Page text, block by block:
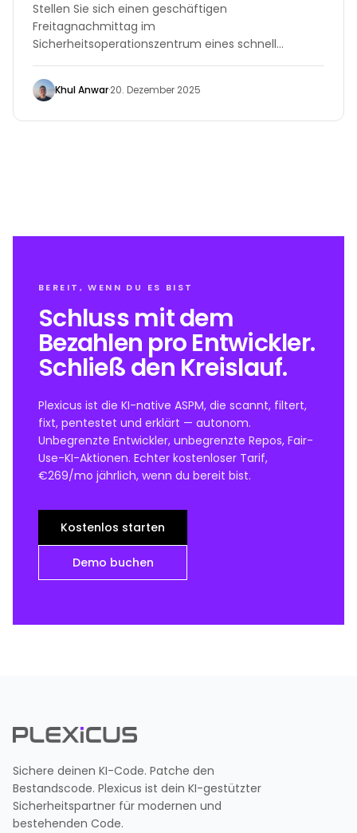
Stellen Sie sich einen geschäftigen
Freitagnachmittag im
Sicherheitsoperationszentrum eines schnell
wachsenden Technologieunternehmens vor. Das
Team, bereits tief in Warnmeldungen vertieft,
erhält Benachrichtigung um Benachrichtigung, ihre
frustriert und überwältigt von der Größe und der
Khul Anwar·20. Dezember 2025
BEREIT, WENN DU ES BIST
Schluss mit dem
Bezahlen pro Entwickler.
Schließ den Kreislauf.
Plexicus ist die KI-native ASPM, die scannt, filtert,
fixt, pentestet und erklärt — autonom.
Unbegrenzte Entwickler, unbegrenzte Repos, Fair-
Use-KI-Aktionen. Echter kostenloser Tarif,
€269/mo jährlich, wenn du bereit bist.
Kostenlos starten
Demo buchen
Sichere deinen KI-Code. Patche den
Bestandscode. Plexicus ist dein KI-gestützter
Sicherheitspartner für modernen und
bestehenden Code.